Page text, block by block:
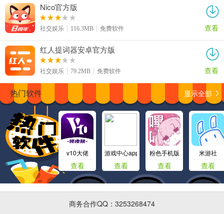
Nico官方版
社交娱乐 116.3MB 免费软件 查看
红人提词器安卓官方版
社交娱乐 79.2MB 免费软件 查看
热门软件 显示全部
v10大佬
查看
游戏中心app
查看
粉色手机版
查看
米游社
查看
商务合作QQ：3253268474